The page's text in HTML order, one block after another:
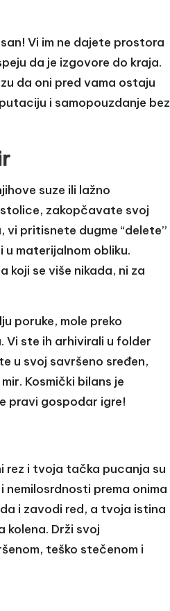
Vi im ne dajete prostora
da je izgovore do kraja.
da oni pred vama ostaju
i samopouzdanje bez
suze ili lažno
zakopčavate svoj
pritisnete dugme “delete”
materijalnom obliku.
koji se više nikada, ni za
poruke, mole preko
Vi ste ih arhivirali u folder
u svoj savršeno sređen,
Kosmički bilans je
pravi gospodar igre!
rez i tvoja tačka pucanja su
prema onima
i zavodi red, a tvoja istina
kolena. Drži svoj
teško stečenom i